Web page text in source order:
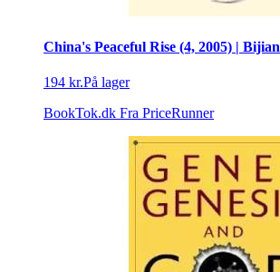
China's Peaceful Rise (4, 2005) |
194 kr.På lager
BookTok.dk Fra PriceRunner